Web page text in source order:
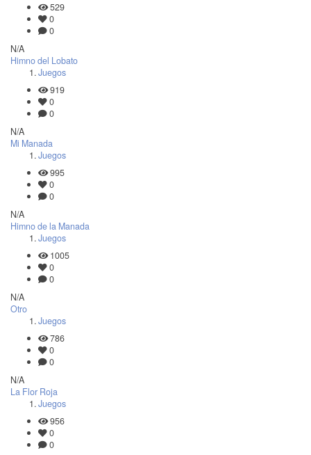
529
0
0
N/A
Himno del Lobato
Juegos
919
0
0
N/A
Mi Manada
Juegos
995
0
0
N/A
Himno de la Manada
Juegos
1005
0
0
N/A
Otro
Juegos
786
0
0
N/A
La Flor Roja
Juegos
956
0
0